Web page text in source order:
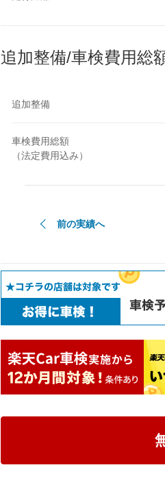
追加整備/車検費用総
追加整備
車検費用総額
（法定費用込み）
前の実績へ